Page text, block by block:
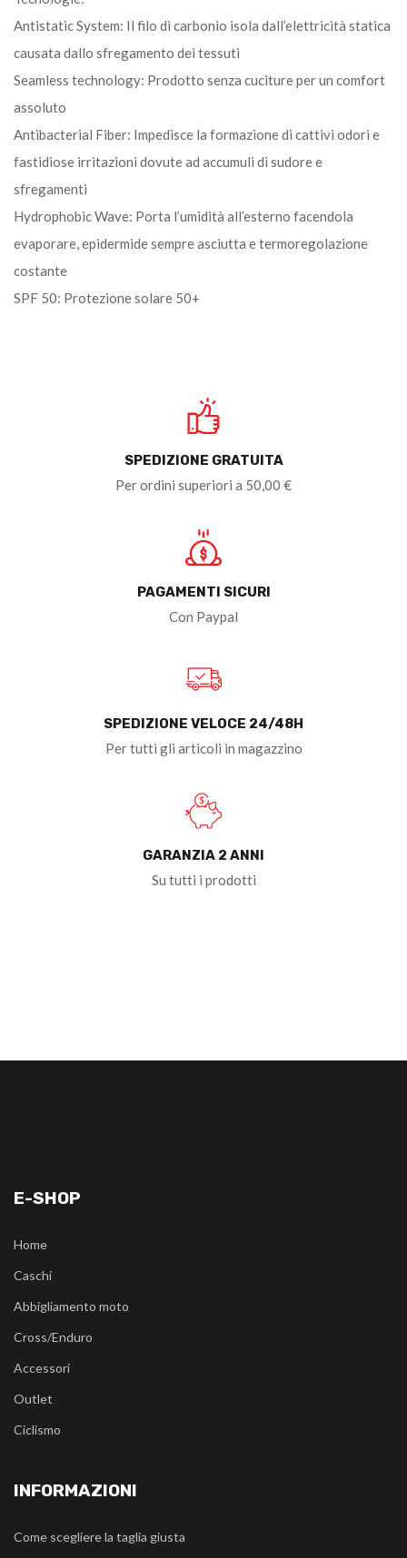
Antistatic System: Il filo di carbonio isola dall’elettricità statica
causata dallo sfregamento dei tessuti
Seamless technology: Prodotto senza cuciture per un comfort
assoluto
Antibacterial Fiber: Impedisce la formazione di cattivi odori e
fastidiose irritazioni dovute ad accumuli di sudore e
sfregamenti
Hydrophobic Wave: Porta l’umidità all’esterno facendola
evaporare, epidermide sempre asciutta e termoregolazione
costante
SPF 50: Protezione solare 50+
SPEDIZIONE GRATUITA
Per ordini superiori a 50,00 €
PAGAMENTI SICURI
Con Paypal
SPEDIZIONE VELOCE 24/48H
Per tutti gli articoli in magazzino
GARANZIA 2 ANNI
Su tutti i prodotti
E-SHOP
Home
Caschi
Abbigliamento moto
Cross/Enduro
Accessori
Outlet
Ciclismo
INFORMAZIONI
Come scegliere la taglia giusta